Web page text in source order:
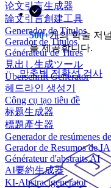
论文引言生成器
論文引言創建工具
Generador de Títulos
Gerador de Títulos
Générateur de Titres
見出し生成ツール
Überschrift Generator
헤드라인 생성기
Công cụ tạo tiêu đề
标题生成器
標題產生器
Generador de resúmenes
Gerador de Resumos de IA
Générateur d'abstraits AI
AI要約生成器
KI-Abstractgenerator
500+개의 학술 저
을 제공합니다.
맞춤법 정확성 검사